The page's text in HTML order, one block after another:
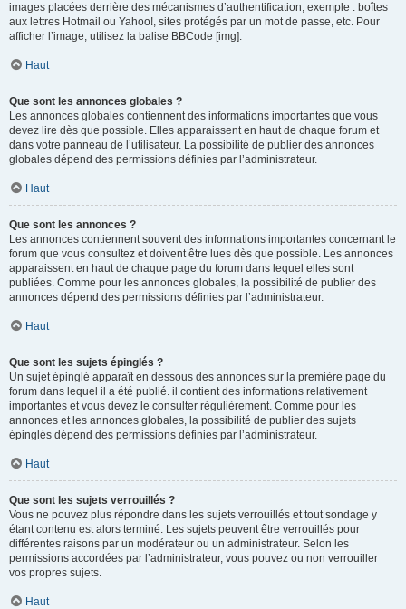
images placées derrière des mécanismes d’authentification, exemple : boîtes
aux lettres Hotmail ou Yahoo!, sites protégés par un mot de passe, etc. Pour
afficher l’image, utilisez la balise BBCode [img].
Haut
Que sont les annonces globales ?
Les annonces globales contiennent des informations importantes que vous
devez lire dès que possible. Elles apparaissent en haut de chaque forum et
dans votre panneau de l’utilisateur. La possibilité de publier des annonces
globales dépend des permissions définies par l’administrateur.
Haut
Que sont les annonces ?
Les annonces contiennent souvent des informations importantes concernant le
forum que vous consultez et doivent être lues dès que possible. Les annonces
apparaissent en haut de chaque page du forum dans lequel elles sont
publiées. Comme pour les annonces globales, la possibilité de publier des
annonces dépend des permissions définies par l’administrateur.
Haut
Que sont les sujets épinglés ?
Un sujet épinglé apparaît en dessous des annonces sur la première page du
forum dans lequel il a été publié. il contient des informations relativement
importantes et vous devez le consulter régulièrement. Comme pour les
annonces et les annonces globales, la possibilité de publier des sujets
épinglés dépend des permissions définies par l’administrateur.
Haut
Que sont les sujets verrouillés ?
Vous ne pouvez plus répondre dans les sujets verrouillés et tout sondage y
étant contenu est alors terminé. Les sujets peuvent être verrouillés pour
différentes raisons par un modérateur ou un administrateur. Selon les
permissions accordées par l’administrateur, vous pouvez ou non verrouiller
vos propres sujets.
Haut